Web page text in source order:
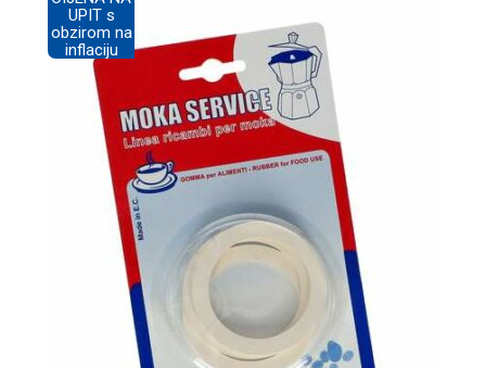
UPIT s
obzirom na
inflaciju